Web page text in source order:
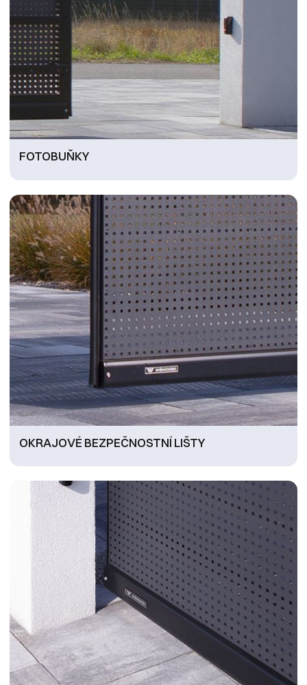
FOTOBUŇKY
OKRAJOVÉ BEZPEČNOSTNÍ LIŠTY